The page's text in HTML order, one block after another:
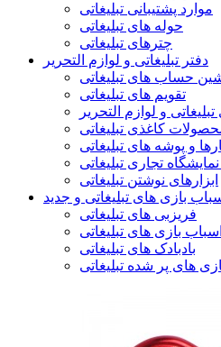
موارد پشتیبانی تبلیغاتی
حوله های تبلیغاتی
چترهای تبلیغاتی
دفتر تبلیغاتی و لوازم التحریر
حساب های تبلیغاتی
تقویم های تبلیغاتی
و لوازم التحریر
کاغذی تبلیغاتی
و پوشه های تبلیغاتی
نمایشگاه تجاری تبلیغاتی
ابزارهای نوشتن تبلیغاتی
بازی های تبلیغاتی و جدید
فریزبی های تبلیغاتی
بازی های تبلیغاتی
بادبادک های تبلیغاتی
های پر شده تبلیغاتی